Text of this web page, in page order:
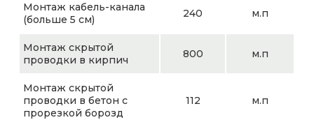
Монтаж кабель-канала
(больше 5 см)
240 м.п
Монтаж скрытой
проводки в кирпич
800 м.п
Монтаж скрытой
проводки в бетон с
прорезкой борозд
112 м.п